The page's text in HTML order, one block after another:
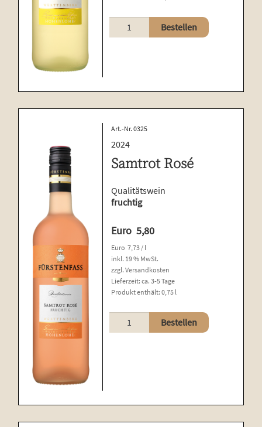
Riesling
mit
Bestellen
Art.-Nr. 0325
2024
Samtrot Rosé
Qualitätswein
fruchtig
Euro 5,80
Euro 7,73 / l
inkl. 19 % MwSt.
zzgl.Versandkosten
Lieferzeit:ca. 3-5 Tage
Produkt enthält: 0,75 l
Samtrot
Rosé
Bestellen